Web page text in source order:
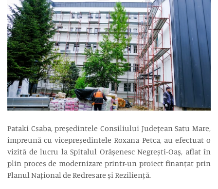
Pataki Csaba, președintele Consiliului Județean Satu Mare,
împreună cu vicepreședintele Roxana Petca, au efectuat o
vizită de lucru la Spitalul Orășenesc Negrești-Oaș, aflat în
plin proces de modernizare printr-un proiect finanțat prin
Planul Național de Redresare și Reziliență.